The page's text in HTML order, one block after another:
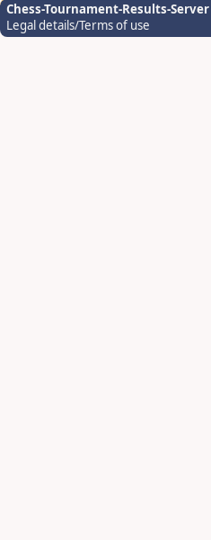
Chess-Tournament-Results-Server
Legal details/Terms of use